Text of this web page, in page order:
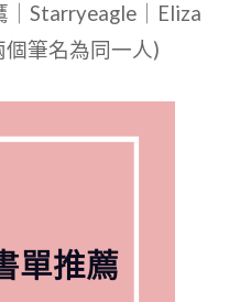
｜Starryeagle｜Eliza
筆名為同一人)